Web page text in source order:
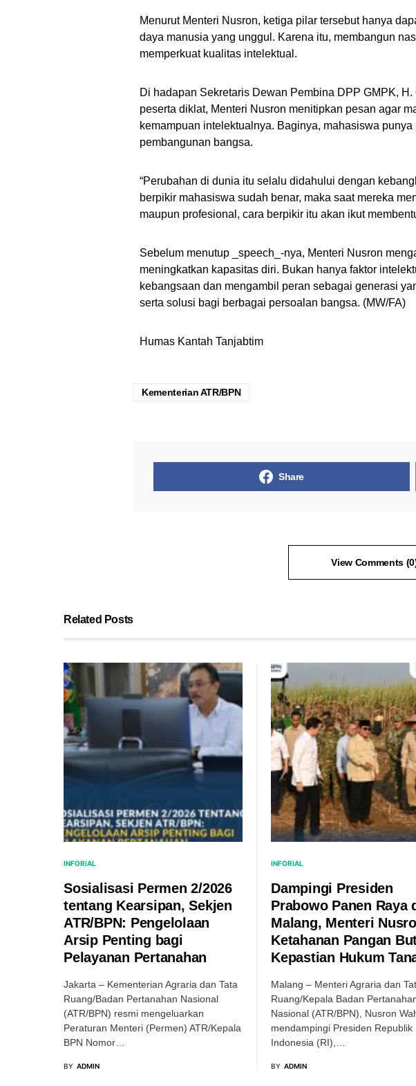
Menurut Menteri Nusron, ketiga pilar tersebut hanya
daya manusia yang unggul. Karena itu, membangun
memperkuat kualitas intelektual.
Di hadapan Sekretaris Dewan Pembina DPP GMPK,
peserta diklat, Menteri Nusron menitipkan pesan agar
kemampuan intelektualnya. Baginya, mahasiswa
pembangunan bangsa.
“Perubahan di dunia itu selalu didahului dengan
berpikir mahasiswa sudah benar, maka saat mereka
maupun profesional, cara berpikir itu akan ikut
Sebelum menutup _speech_-nya, Menteri Nusron
meningkatkan kapasitas diri. Bukan hanya faktor
kebangsaan dan mengambil peran sebagai generasi
serta solusi bagi berbagai persoalan bangsa. (MW/FA)
Humas Kantah Tanjabtim
Kementerian ATR/BPN
Share
View Comments
Related Posts
INFORIAL
Sosialisasi Permen 2/2026
tentang Kearsipan, Sekjen
ATR/BPN: Pengelolaan
Arsip Penting bagi
Pelayanan Pertanahan
Jakarta – Kementerian Agraria dan Tata
Ruang/Badan Pertanahan Nasional
(ATR/BPN) resmi mengeluarkan
Peraturan Menteri (Permen) ATR/Kepala
BPN Nomor…
BY ADMIN
INFORIAL
Dampingi Presiden
Prabowo Panen Raya
Malang, Menteri
Ketahanan Pangan
Kepastian Hukum
Malang – Menteri Agraria dan
Ruang/Kepala Badan
Nasional (ATR/BPN), Nusron
mendampingi Presiden Republik
Indonesia (RI),…
BY ADMIN